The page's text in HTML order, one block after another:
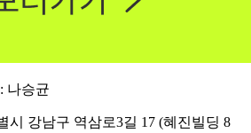
나승균
시 강남구 역삼로3길 17 (혜진빌딩 8